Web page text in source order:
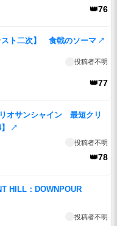
👑76
スト二次】 食戟のソーマ ↗
投稿者不明
👑77
リオサンシャイン 最短クリ
↗
投稿者不明
👑78
HILL：DOWNPOUR
投稿者不明